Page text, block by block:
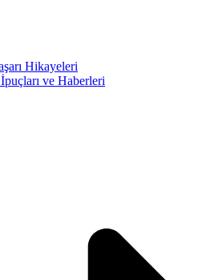
Hikayeleri
ve Haberleri